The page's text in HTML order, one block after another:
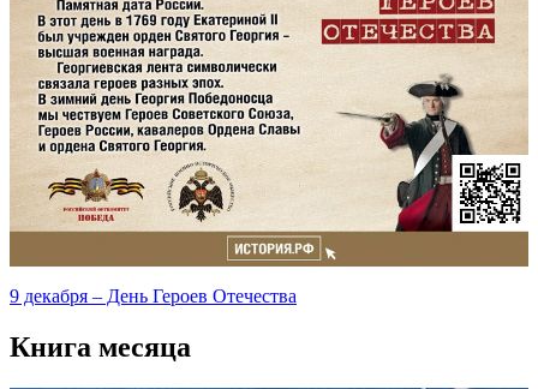
9 декабря – День Героев Отечества
Книга месяца